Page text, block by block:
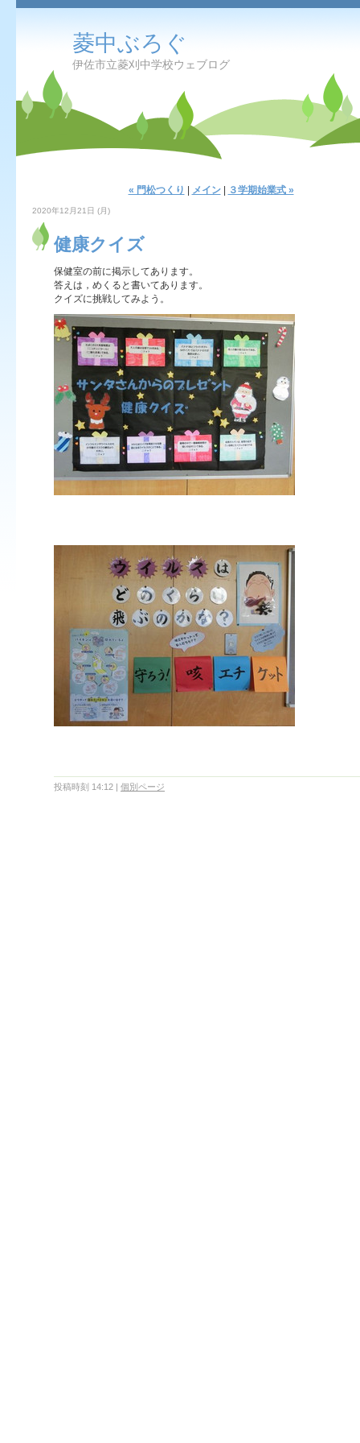
菱中ぶろぐ
伊佐市立菱刈中学校ウェブログ
« 門松つくり メイン| ３学期始業式 »
2020年12月21日 (月)
健康クイズ
保健室の前に掲示してあります。
答えは，めくると書いてあります。
クイズに挑戦してみよう。
投稿時刻 14:12 | 個別ページ